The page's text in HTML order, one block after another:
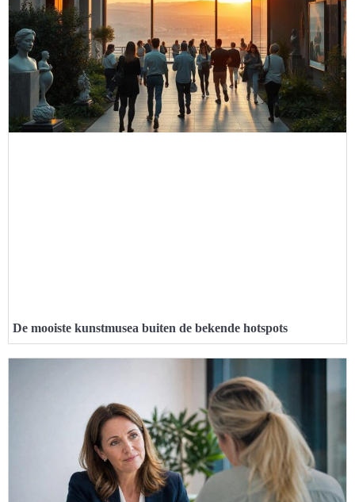
De mooiste kunstmusea buiten de bekende hotspots